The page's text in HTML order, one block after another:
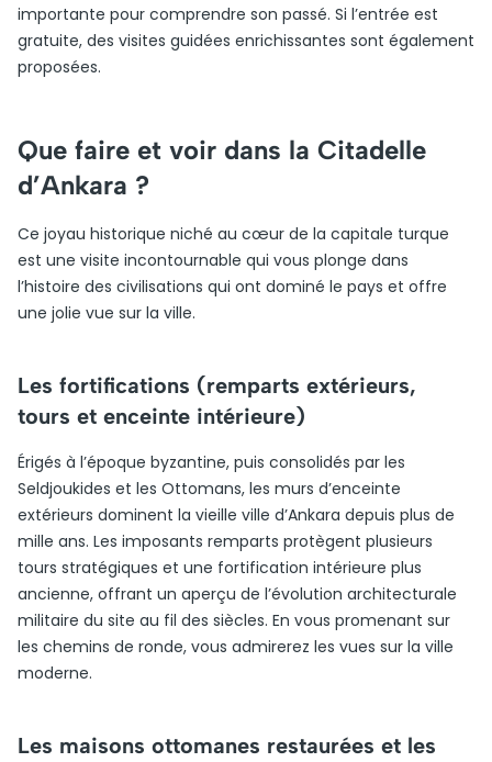
importante pour comprendre son passé. Si l’entrée est
gratuite, des visites guidées enrichissantes sont également
proposées.
Que faire et voir dans la Citadelle
d’Ankara ?
Ce joyau historique niché au cœur de la capitale turque
est une visite incontournable qui vous plonge dans
l’histoire des civilisations qui ont dominé le pays et offre
une jolie vue sur la ville.
Les fortifications (remparts extérieurs,
tours et enceinte intérieure)
Érigés à l’époque byzantine, puis consolidés par les
Seldjoukides et les Ottomans, les murs d’enceinte
extérieurs dominent la vieille ville d’Ankara depuis plus de
mille ans. Les imposants remparts protègent plusieurs
tours stratégiques et une fortification intérieure plus
ancienne, offrant un aperçu de l’évolution architecturale
militaire du site au fil des siècles. En vous promenant sur
les chemins de ronde, vous admirerez les vues sur la ville
moderne.
Les maisons ottomanes restaurées et les